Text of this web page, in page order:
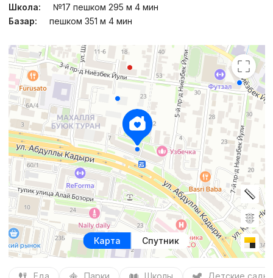
Школа:
№17 пешком 295 м 4 мин
Базар:
пешком 351 м 4 мин
Карта Спутник
Еда Парки Школы Детские сады